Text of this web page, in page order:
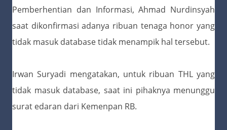
Pemberhentian dan Informasi, Ahmad Nurdinsyah
saat dikonfirmasi adanya ribuan tenaga honor yang
tidak masuk database tidak menampik hal tersebut.
Irwan Suryadi mengatakan, untuk ribuan THL yang
tidak masuk database, saat ini pihaknya menunggu
surat edaran dari Kemenpan RB.